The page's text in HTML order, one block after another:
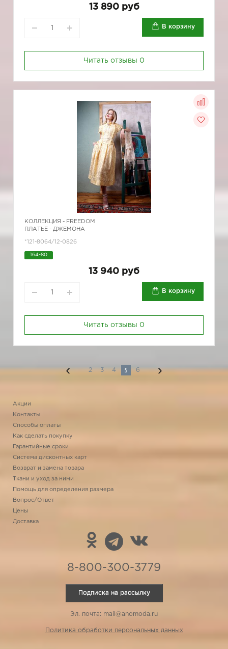
13 890 руб
В корзину
Читать отзывы 0
КОЛЛЕКЦИЯ - FREEDOM
ПЛАТЬЕ - ДЖЕМОНА
*121-8064/12-0826
164-80
13 940 руб
В корзину
Читать отзывы 0
2 3 4 5 6
Акции
Контакты
Способы оплаты
Как сделать покупку
Гарантийные сроки
Система дисконтных карт
Возврат и замена товара
Ткани и уход за ними
Помощь для определения размера
Вопрос/Ответ
Цены
Доставка
8-800-300-3779
Подписка на рассылку
Эл. почта: mail@anomoda.ru
Политика обработки персональных данных